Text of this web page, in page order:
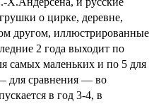
о цирке, деревне,
другом, иллюстрированные
2 года выходит по
самых маленьких и по 5 для
для сравнения — во
в год 3-4, в